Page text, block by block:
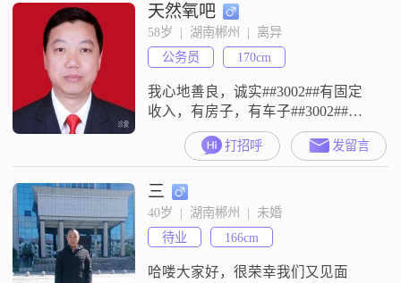
天然氧吧
58岁  |  湖南郴州  |  离异
公务员
170cm
我心地善良，诚实##3002##有固定
收入，有房子，有车子##3002##为
人处世沉稳，身体健康，爱好打乒
乓球运动##3002##欲找志趣相投，
为人诚实，聪明活泼，有一定的收
入姑娘为伴##3002##桂东天气温
和，凉爽，冬暖夏凉##3002##俗称
＂天然氧吧城＂##3002##
打招呼 发留言
三
40岁  |  湖南郴州  |  未婚
待业
166cm
哈喽大家好，很荣幸我们又见面